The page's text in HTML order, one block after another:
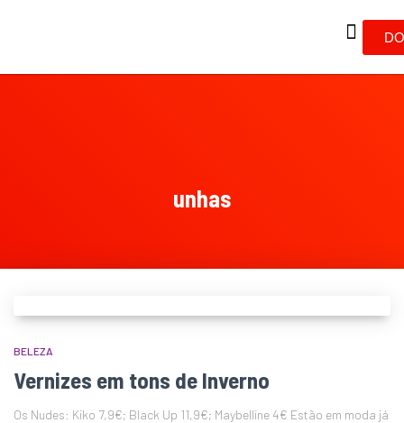
unhas
BELEZA
Vernizes em tons de Inverno
Os Nudes: Kiko 7,9€; Black Up 11,9€; Maybelline 4€ Estão em moda já